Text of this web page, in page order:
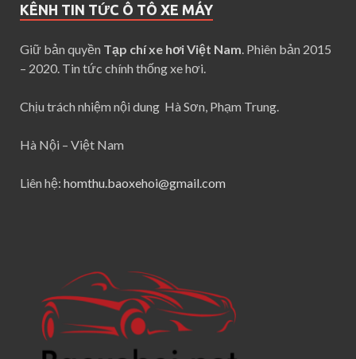
KÊNH TIN TỨC Ô TÔ XE MÁY
Giữ bản quyền Tạp chí xe hơi Việt Nam . Phiên bản 2015
– 2020. Tin tức chính thống xe hơi.
Chịu trách nhiệm nội dung Hà Sơn, Phạm Trung.
Hà Nội – Việt Nam
Liên hệ: homthu.baoxehoi@gmail.com